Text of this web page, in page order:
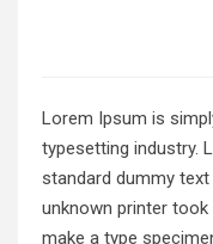
Lorem Ipsum is
typesetting industry.
standard dummy
unknown printer
make a type